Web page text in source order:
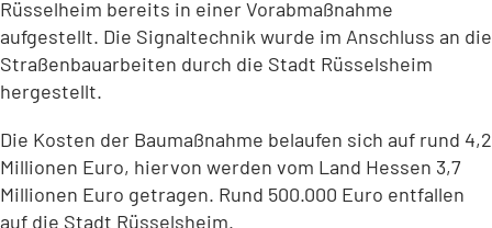
Rüsselheim bereits in einer Vorabmaßnahme
aufgestellt. Die Signaltechnik wurde im Anschluss an die
Straßenbauarbeiten durch die Stadt Rüsselsheim
hergestellt.
Die Kosten der Baumaßnahme belaufen sich auf rund 4,2
Millionen Euro, hiervon werden vom Land Hessen 3,7
Millionen Euro getragen. Rund 500.000 Euro entfallen
auf die Stadt Rüsselsheim.